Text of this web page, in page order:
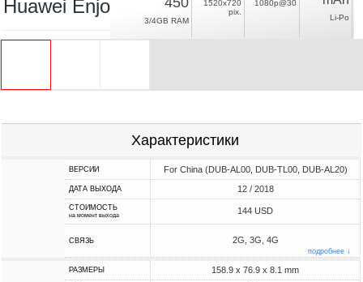
Huawei Enjoy 9
3/4GB RAM
1520x720
pix.
1080p@30
Li-Po
Характеристики
ВЕРСИИ For China (DUB-AL00, DUB-TL00, DUB-AL20)
ДАТА ВЫХОДА 12 / 2018
СТОИМОСТЬ
на момент выхода 144 USD
СВЯЗЬ 2G, 3G, 4G
подробнее ↓
РАЗМЕРЫ 158.9 x 76.9 x 8.1 mm